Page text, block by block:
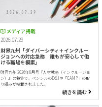
メディア掲載
2026.07.29
財界九州「ダイバーシティ＋インクルー
ジョンへの対応急務 誰もが安心して働
ける職場を模索」
財界九州 2026年8月号『人材戦略（インクルージョ
ン）』の特集で、ペンシルのD&Iや「CAMP」の取
り組みが掲載されました。
続きを読む